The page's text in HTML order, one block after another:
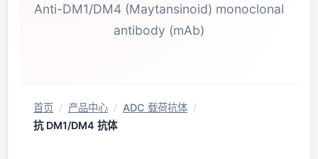
Anti-DM1/DM4 (Maytansinoid) monoclonal
antibody (mAb)
首页 / 产品中心 / ADC 载荷抗体 /
抗 DM1/DM4 抗体